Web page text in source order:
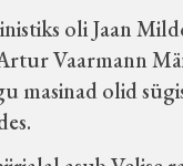
oli Jaan
Vaarmann
masinad olid